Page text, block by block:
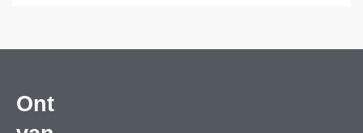
Ont